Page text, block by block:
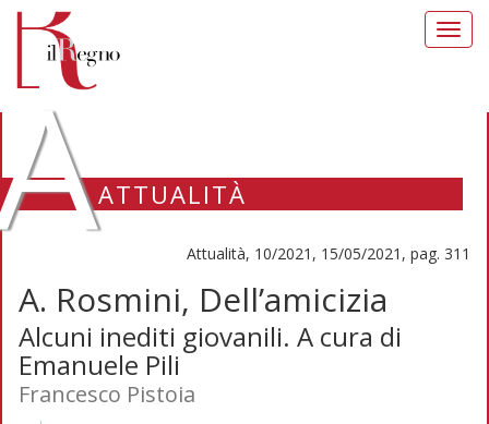
ATTUALITÀ
Attualità, 10/2021, 15/05/2021, pag. 311
A. Rosmini, Dell’amicizia
Alcuni inediti giovanili. A cura di
Emanuele Pili
Francesco Pistoia